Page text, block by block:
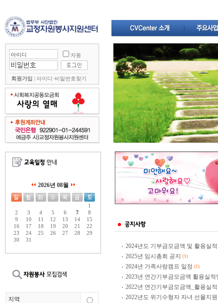
자동
회원가입 아이디·비밀번호찾기
2026년 08월
1
2
3 4 5 6 7
8
9
10 11 12 13 14
15
16
17 18 19 20 21
22
23
24 25 26 27 28
29
30
31
지역
2024년도 기부금모금액 및 활용실적
2025년 임시총회 공지
(1)
2024년 가족사랑캠프 일정 (1)
2023년 연간기부금모금액 활용실적
2022년 연간기부금모금액_활용실
2022년도 위기수형자 자녀 선물지원